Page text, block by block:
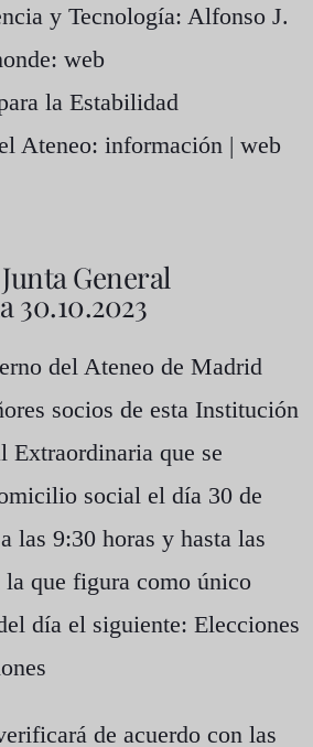
y Tecnología: Alfonso J.
web
la Estabilidad
Ateneo: información | web
General
del Ateneo de Madrid
socios de esta Institución
Extraordinaria que se
social el día 30 de
las 9:30 horas y hasta las
que figura como único
día el siguiente: Elecciones
de acuerdo con las